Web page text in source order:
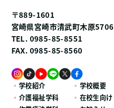
〒889-1601
宮崎県宮崎市清武町木原5706
TEL. 0985-85-8551
FAX. 0985-85-8560
学校紹介
介護福祉学科
学校概要
在校生向け